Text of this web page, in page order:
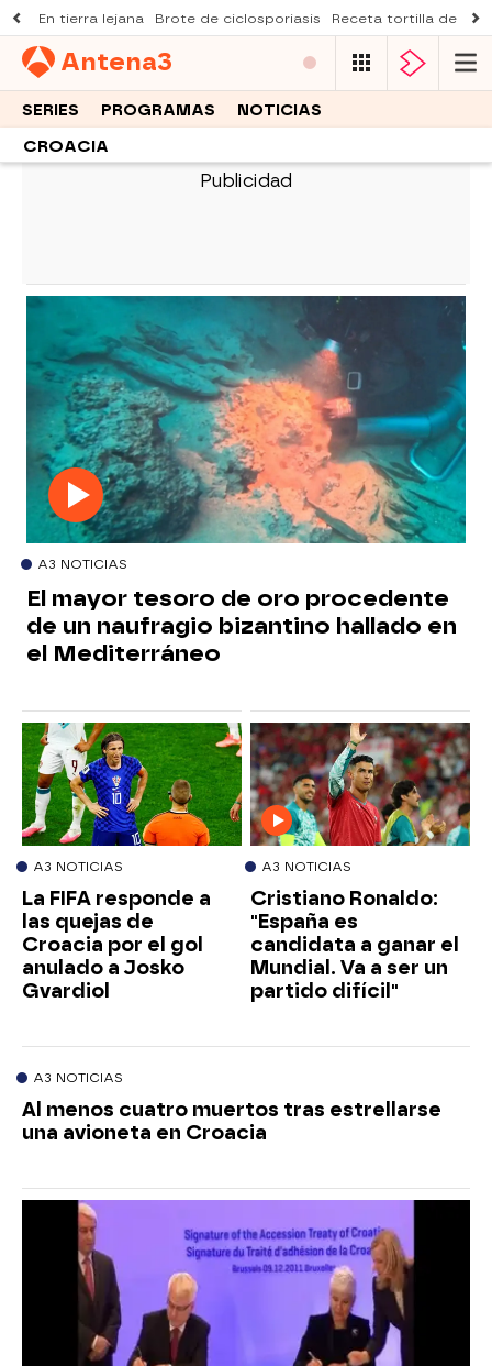
En tierra lejana Brote de ciclosporiasis Receta tortilla de
Antena3
SERIES PROGRAMAS NOTICIAS
CROACIA
A3 NOTICIAS
El mayor tesoro de oro procedente
de un naufragio bizantino hallado en
el Mediterráneo
A3 NOTICIAS
La FIFA responde a
las quejas de
Croacia por el gol
anulado a Josko
Gvardiol
A3 NOTICIAS
Cristiano Ronaldo:
"España es
candidata a ganar el
Mundial. Va a ser un
partido difícil"
A3 NOTICIAS
Al menos cuatro muertos tras estrellarse
una avioneta en Croacia